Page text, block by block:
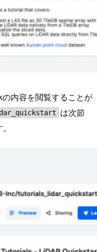
内容を閲覧することが
は次節